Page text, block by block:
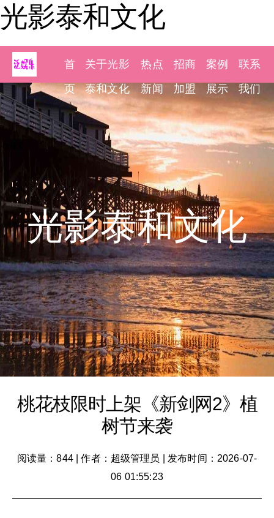
光影泰和文化
首
页
关于光影
泰和文化
热点
新闻
招商
加盟
案例
展示
联系
我们
光影泰和文化
桃花枝限时上架《新剑网2》植
树节来袭
阅读量：844|作者：超级管理员
发布时间：2026-07-
06 01:55:23